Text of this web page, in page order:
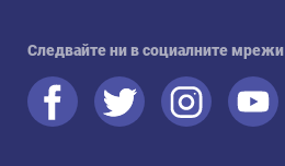
Следвайте ни в социалните мрежи